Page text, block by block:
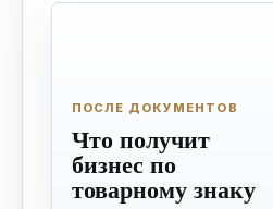
ПОСЛЕ ДОКУМЕНТОВ
Что получит
бизнес по
товарному знаку